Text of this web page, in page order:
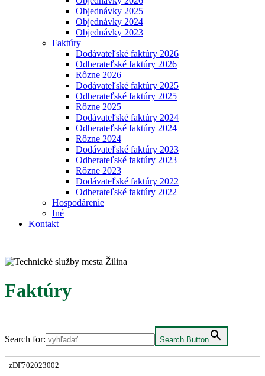
Objednávky 2025
Objednávky 2024
Objednávky 2023
Faktúry
Dodávateľské faktúry 2026
Odberateľské faktúry 2026
Rôzne 2026
Dodávateľské faktúry 2025
Odberateľské faktúry 2025
Rôzne 2025
Dodávateľské faktúry 2024
Odberateľské faktúry 2024
Rôzne 2024
Dodávateľské faktúry 2023
Odberateľské faktúry 2023
Rôzne 2023
Dodávateľské faktúry 2022
Odberateľské faktúry 2022
Hospodárenie
Iné
Kontakt
Faktúry
Search for: Search Button
zDF702023002